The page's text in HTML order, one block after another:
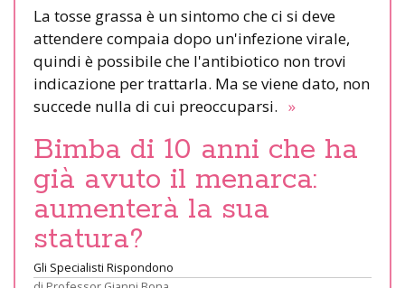
La tosse grassa è un sintomo che ci si deve
attendere compaia dopo un'infezione virale,
quindi è possibile che l'antibiotico non trovi
indicazione per trattarla. Ma se viene dato, non
succede nulla di cui preoccuparsi. »
Bimba di 10 anni che ha
già avuto il menarca:
aumenterà la sua
statura?
Gli Specialisti Rispondono